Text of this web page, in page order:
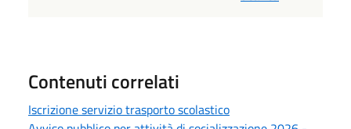
Contenuti correlati
Iscrizione servizio trasporto scolastico